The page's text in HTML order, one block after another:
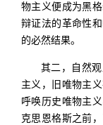
物主义便成为黑
辩证法的革命性
的必然结果。
其二，自然
主义，旧唯物主
呼唤历史唯物主
克思恩格斯之前